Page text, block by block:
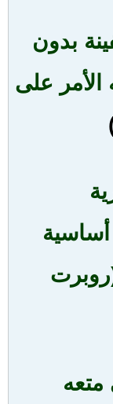
بدون
الأمر على
متعه